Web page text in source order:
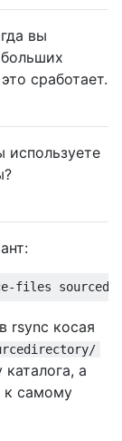
вы
сработает.
-files
rsync косая
а
к самому